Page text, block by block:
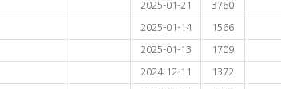
2025-01-21 3760
2025-01-14 1566
2025-01-13 1709
2024-12-11 1372